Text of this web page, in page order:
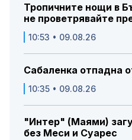
Тропичните нощи в
не проветрявайте
10:53 • 09.08.26
Сабаленка отпадна
10:35 • 09.08.26
"Интер" (Маями)
без Меси и Суарес